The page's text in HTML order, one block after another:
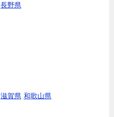
長野県
滋賀県 和歌山県